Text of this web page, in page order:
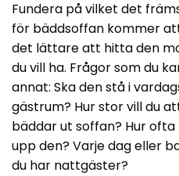
Fundera på vilket det
för bäddsoffan kommer
det lättare att hitta den
du vill ha. Frågor som du
annat: Ska den stå i
gästrum? Hur stor vill du
bäddar ut soffan? Hur
upp den? Varje dag eller
du har nattgäster?